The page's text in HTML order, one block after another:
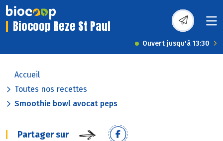
Biocoop Reze St Paul
Ouvert jusqu'à 13:30
Accueil
Toutes nos recettes
Smoothie bowl avocat peps
Partager sur